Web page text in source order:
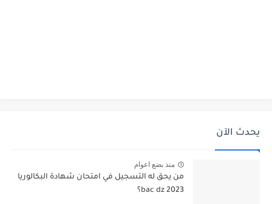
يحدث الآن
منذ بضع اعوام
من يحق له التسجيل في امتحان شهادة البكالوريا
bac dz 2023؟